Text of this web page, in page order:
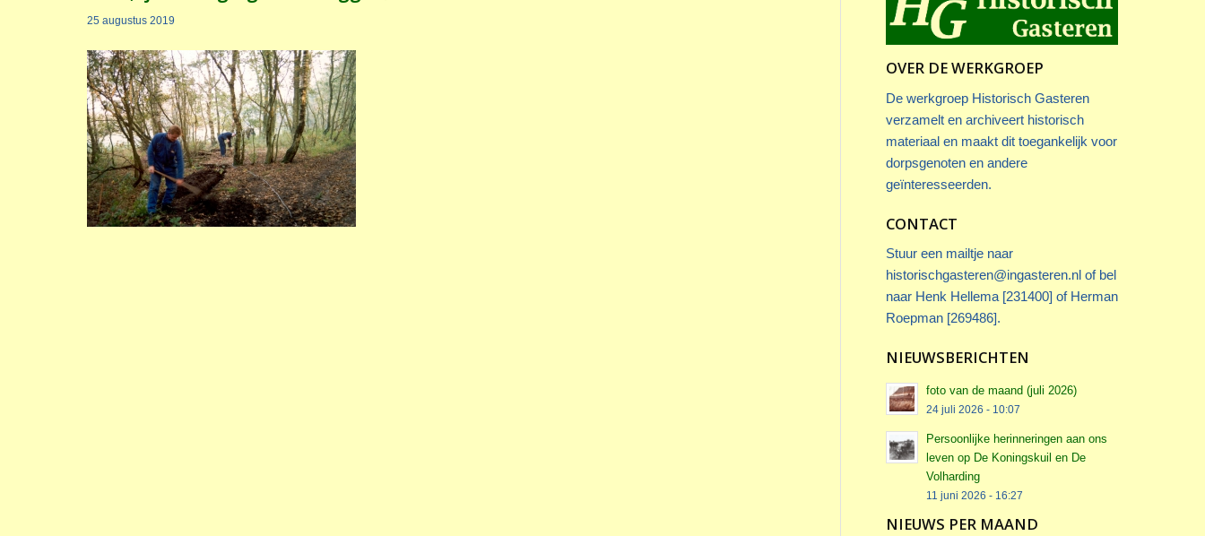
25 augustus 2019
OVER DE WERKGROEP
De werkgroep Historisch Gasteren
verzamelt en archiveert historisch
materiaal en maakt dit toegankelijk voor
dorpsgenoten en andere
geïnteresseerden.
CONTACT
Stuur een mailtje naar
historischgasteren@ingasteren.nlof bel
naar Henk Hellema [231400] of Herman
Roepman [269486].
NIEUWSBERICHTEN
foto van de maand (juli 2026)
24 juli 2026 - 10:07
Persoonlijke herinneringen aan ons
leven op De Koningskuil en De
Volharding
11 juni 2026 - 16:27
NIEUWS PER MAAND